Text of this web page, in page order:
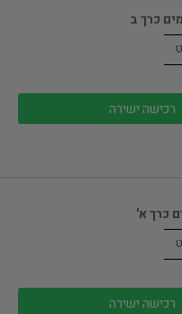
כרך ב
רכישה ישירה
כרך א'
רכישה ישירה